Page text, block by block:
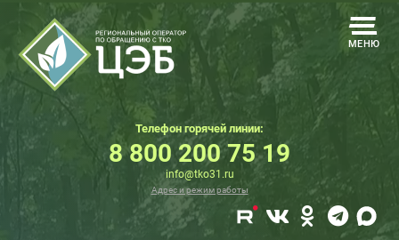
МЕНЮ
Телефон горячей линии:
8 800 200 75 19
info@tko31.ru
Адрес и режим работы